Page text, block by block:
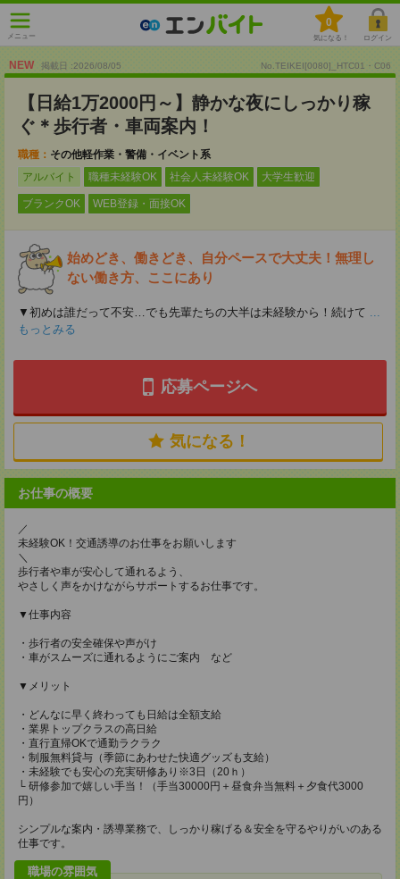
メニュー
0
気になる！ ログイン
NEW 掲載日 :2026/08/05 No.TEIKEI[0080]_HTC01・C06
【日給1万2000円～】静かな夜にしっかり稼
ぐ＊歩行者・車両案内！
職種： その他軽作業・警備・イベント系
アルバイト
職種未経験OK 社会人未経験OK 大学生歓迎
ブランクOK WEB登録・面接OK
始めどき、働きどき、自分ペースで大丈夫！無理し
ない働き方、ここにあり
▼初めは誰だって不安…でも先輩たちの大半は未経験から！続けて ...
もっとみる
応募ページへ
気になる！
お仕事の概要
／
未経験OK！交通誘導のお仕事をお願いします
＼
歩行者や車が安心して通れるよう、
やさしく声をかけながらサポートするお仕事です。
▼仕事内容
・歩行者の安全確保や声がけ
・車がスムーズに通れるようにご案内 など
▼メリット
・どんなに早く終わっても日給は全額支給
・業界トップクラスの高日給
・直行直帰OKで通勤ラクラク
・制服無料貸与（季節にあわせた快適グッズも支給）
・未経験でも安心の充実研修あり※3日（20ｈ）
└ 研修参加で嬉しい手当！（手当30000円＋昼食弁当無料＋夕食代3000
円）
シンプルな案内・誘導業務で、しっかり稼げる＆安全を守るやりがいのある
仕事です。
職場の雰囲気